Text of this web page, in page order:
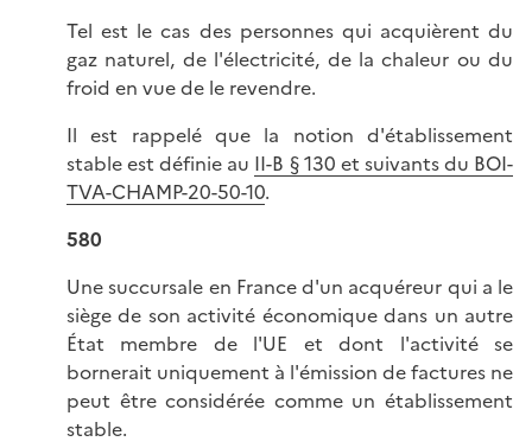
Tel est le cas des personnes qui acquièrent du
gaz naturel, de l'électricité, de la chaleur ou du
froid en vue de le revendre.
Il est rappelé que la notion d'établissement
stable est définie au II-B § 130 et suivants du BOI-
TVA-CHAMP-20-50-10.
580
Une succursale en France d'un acquéreur qui a le
siège de son activité économique dans un autre
État membre de l'UE et dont l'activité se
bornerait uniquement à l'émission de factures ne
peut être considérée comme un établissement
stable.